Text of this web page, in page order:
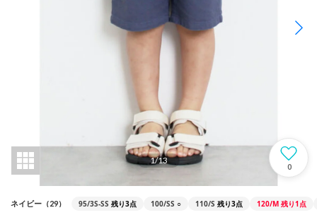
1/13
0
ネイビー（29） 95/3S-SS 残り3点 100/SS ○ 110/S 残り3点 120/M 残り1点